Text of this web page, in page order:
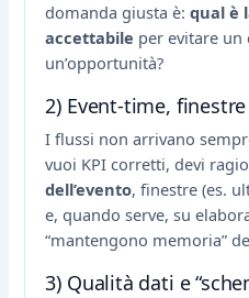
domanda giusta è:qual è
accettabile per evitare un
un’opportunità?
2) Event-time,
I flussi non arrivano
vuoi KPI corretti, devi
dell’evento, finestre (es.
e, quando serve, su
“mantengono memoria”
3) Qualità dati e